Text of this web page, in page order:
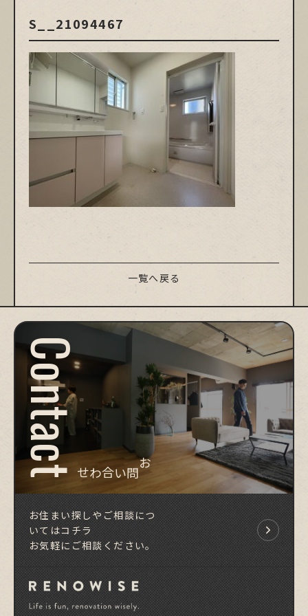
S__21094467
一覧へ戻る
Contact
お問い合わせ
お住まい探しやご相談につ
いてはコチラ
お気軽にご相談ください。